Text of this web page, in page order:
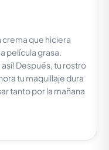
que hiciera
película grasa.
Después, tu rostro
tu maquillaje dura
tanto por la mañana